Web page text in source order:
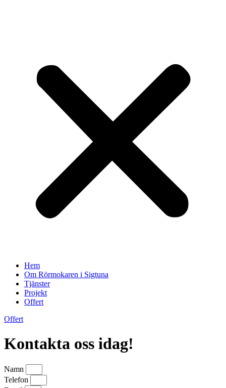
Hem
Om Rörmokaren i Sigtuna
Tjänster
Projekt
Offert
Offert
Kontakta oss idag!
Namn
Telefon